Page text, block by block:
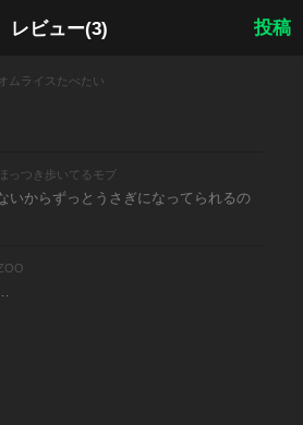
レビュー(3) 投稿
ムライスたべたい
っつき歩いてるモブ
いからずっとうさぎになってられるの